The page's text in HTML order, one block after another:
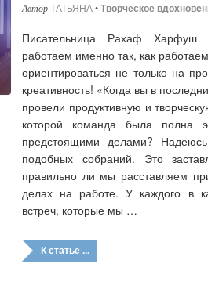
ТАТЬЯНА•Творческое
Писательница Рахаф Харфуш
работаем именно так, как
ориентироваться не только на
креативность! «Когда вы в
провели продуктивную и
которой команда была полна
предстоящими делами?
подобных собраний. Это
правильно ли мы расставляем
делах на работе. У каждого в
встреч, которые мы …
К статье ...